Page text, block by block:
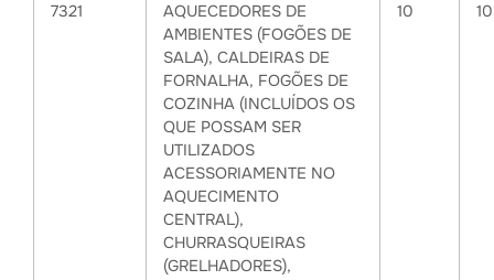
7321
AQUECEDORES DE
AMBIENTES (FOGÕES DE
SALA), CALDEIRAS DE
FORNALHA, FOGÕES DE
COZINHA (INCLUÍDOS OS
QUE POSSAM SER
UTILIZADOS
ACESSORIAMENTE NO
AQUECIMENTO
CENTRAL),
CHURRASQUEIRAS
(GRELHADORES),
10